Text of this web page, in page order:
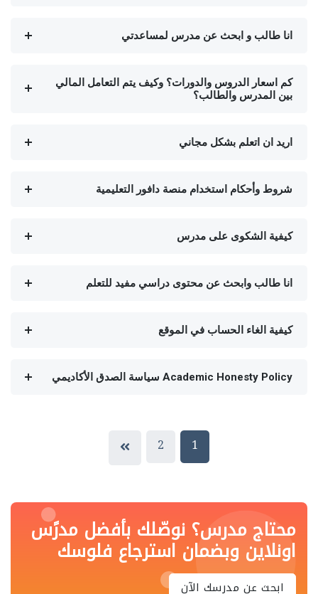
انا طالب و ابحث عن مدرس لمساعدتي
كم اسعار الدروس والدورات؟ وكيف يتم التعامل المالي
بين المدرس والطالب؟
اريد ان اتعلم بشكل مجاني
شروط وأحكام استخدام منصة دافور التعليمية
كيفية الشكوى على مدرس
انا طالب وابحث عن محتوى دراسي مفيد للتعلم
كيفية الغاء الحساب في الموقع
Academic Honesty Policy سياسة الصدق الأكاديمي
1
2
محتاج مدرس؟ نوصّلك بأفضل مدرًس
اونلاين وبضمان استرجاع فلوسك
ابحث عن مدرسك الآن